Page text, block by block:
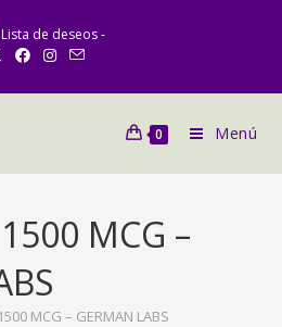
Lista de deseos -
0 Menú
MCG –
MCG – GERMAN LABS